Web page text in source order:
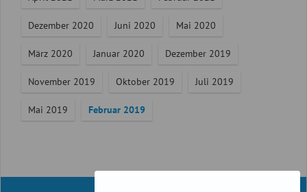
Dezember 2020 Juni 2020 Mai 2020
März 2020 Januar 2020 Dezember 2019
November 2019 Oktober 2019 Juli 2019
Mai 2019 Februar 2019